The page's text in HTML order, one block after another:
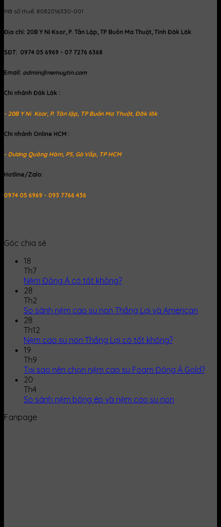
Mã số thuế: 8082016330-001
Địa chỉ: 20B Y Ni Ksor, P. Tân Lập, TP Buôn Ma Thuột, Tỉnh Đăk Lăk
SĐT: 0974 05 6969 - 07 7276 6368
Email: admin@nemuytin.com
Chi nhánh Đăk Lăk :
- 20B Y Ni Ksor, P. Tân lập, TP Buôn Ma Thuột, Đăk lăk
Chi nhánh Online HCM :
- Dương Quảng Hàm, P5, Gò Vấp, TP HCM
Hotline/Zalo:
0974 05 6969 - 093 7766 436
Góc chia sẻ
18
Th7
Nệm Đông Á có tốt không?
28
Th2
So sánh nệm cao su non Thắng Lợi và American
28
Th12
Nệm cao su non Thắng Lợi có tốt không?
19
Th9
Tại sao nên chọn nệm cao su Foam Đông Á Gold?
20
Th4
So sánh nệm bông ép và nệm cao su non
Fanpage